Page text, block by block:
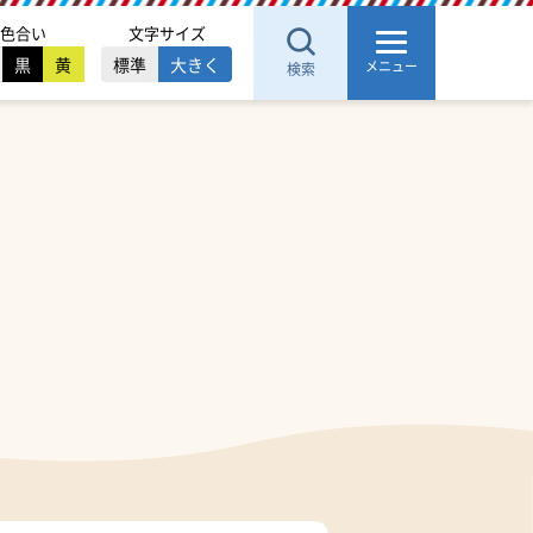
色合い
黒 黄
文字サイズ
標準 大きく 検索 メニュー